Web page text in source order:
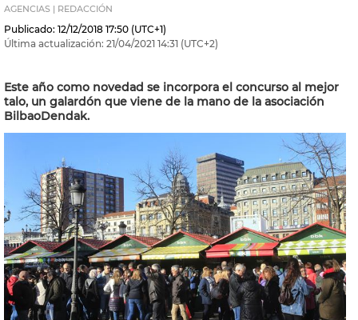
AGENCIAS | REDACCIÓN
Publicado: 12/12/2018 17:50 (UTC+1)
Última actualización: 21/04/2021 14:31 (UTC+2)
Este año como novedad se incorpora el concurso al mejor
talo, un galardón que viene de la mano de la asociación
BilbaoDendak.